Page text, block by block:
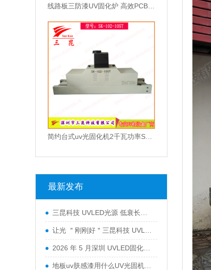
最新发布
三昆科技 UVLED光源 低衰长效运行 工业通用型固化设备
让光 ＂刚刚好＂三昆科技 UVLED固化光源一站式解决方案
2026 年 5 月深圳 UVLED固化灯采购指南：五大服务商全景解析
地板uv肤感漆用什么UV光固机来干燥？